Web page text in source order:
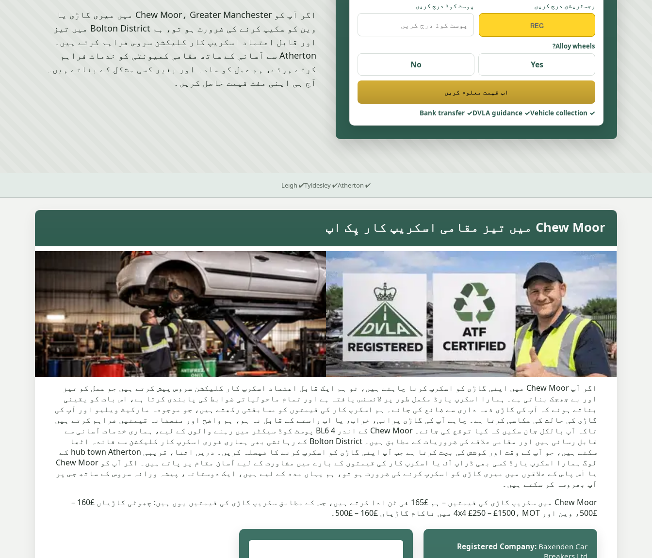
رجسٹریشن درج کریں پوسٹ کوڈ درج کریں
Alloy wheels?
Yes
No
اب قیمت معلوم کریں
Vehicle collection
DVLA guidance
Bank transfer
اگر آپ کو Chew Moor، Greater Manchester میں میری گاڑی یا
وین کو سکیپ کرنے کی ضرورت ہو تو، ہم Bolton District میں تیز
اور قابل اعتماد اسکریپ کار کلیکشن سروس فراہم کرتے ہیں۔
Atherton سے آسانی کے ساتھ مقامی کمیونٹی کو خدمات فراہم
کرتے ہوئے، ہم عمل کو سادہ اور بغیر کسی مشکل کے بناتے ہیں۔
آج ہی اپنی مفت قیمت حاصل کریں۔
✔ Atherton
✔ Tyldesley
✔ Leigh
Chew Moor میں تیز مقامی اسکریپ کار پِک اپ
اگر آپ Chew Moor میں اپنی گاڑی کو اسکرپ کرنا چاہتے ہیں، تو ہم ایک قابل اعتماد اسکرپ کار کلیکشن سروس پیش کرتے ہیں جو عمل کو تیز
اور بے جھجک بناتی ہے۔ ہمارا اسکرپ یارڈ مکمل طور پر لائسنس یافتہ ہے اور تمام ماحولیاتی ضوابط کی پابندی کرتا ہے، اس بات کو یقینی
بناتے ہوئے کہ آپ کی گاڑی ذمہ داری سے ضائع کی جائے۔ ہم اسکرپ کار کی قیمتوں کو مسابقتی رکھتے ہیں، جو موجودہ مارکیٹ ویلیو اور آپ کی
گاڑی کی حالت کی عکاسی کرتا ہے۔ چاہے آپ کی گاڑی پرانی، خراب، یا اب راستے کے قابل نہ ہو، ہم واضح اور منصفانہ قیمتیں فراہم کرتے ہیں
تاکہ آپ بالکل جان سکیں کہ کیا توقع کی جائے۔ Chew Moor کے اندر BL6 4 پوسٹ کوڈ سیکٹر میں رہنے والوں کے لیے، ہماری خدمات آسانی سے
قابل رسائی ہیں اور مقامی علاقے کی ضروریات کے مطابق ہیں۔ Bolton District کے رہائشی بھی ہماری فوری اسکرپ کار کلیکشن سے فائدہ اٹھا
سکتے ہیں، جو آپ کے وقت اور کوشش کی بچت کرتا ہے جب آپ اپنی گاڑی کو اسکرپ کرنے کا فیصلہ کریں۔ دریں اثنا، قریبی hub town Atherton کے
لوگ ہمارا اسکرپ یارڈ کسی بھی ڈراپ آف یا اسکرپ کار کی قیمتوں کے بارے میں مشاورت کے لیے آسان مقام پر پاتے ہیں۔ اگر آپ کو Chew Moor
یا آس پاس کے علاقوں میں میری گاڑی کو اسکرپ کرنے کی ضرورت ہو تو، ہم یہاں مدد کے لیے ہیں، ایک دوستانہ، پیشہ ورانہ سروس کے ساتھ جس پر
آپ بھروسہ کر سکتے ہیں۔
Chew Moor میں سکریپ گاڑی کی قیمتیں – ہم £165 فی ٹن ادا کرتے ہیں، جس کے مطابق سکریپ گاڑی کی قیمتیں یوں ہیں: چھوٹی گاڑیاں £160 –
£500، وین اور 4x4 £250 – £1500، MOT میں ناکام گاڑیاں £160 – £500۔
Registered Company: Baxenden Car
Breakers Ltd